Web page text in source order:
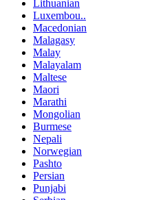
Lithuanian
Luxembou..
Macedonian
Malagasy
Malay
Malayalam
Maltese
Maori
Marathi
Mongolian
Burmese
Nepali
Norwegian
Pashto
Persian
Punjabi